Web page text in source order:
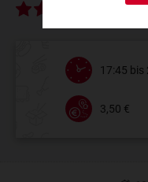
∅
17:45 bis
3,50 €